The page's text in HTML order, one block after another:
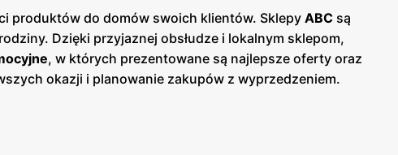
produktów do domów swoich klientów. Sklepy ABC są
Dzięki przyjaznej obsłudze i lokalnym sklepom,
, w których prezentowane są najlepsze oferty oraz
okazji i planowanie zakupów z wyprzedzeniem.
Jednym z kluczowych atutów sieci